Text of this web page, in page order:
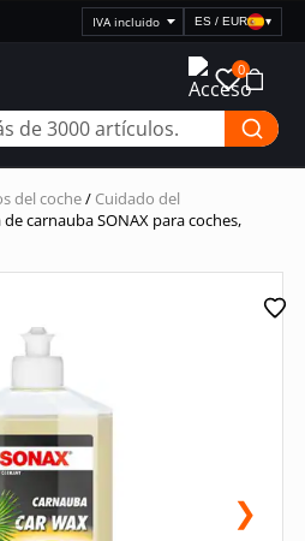
Seleccionar
visualización
precios
ES / EUR ▾
0
del coche/ Cuidado del
de carnauba SONAX para coches,
❯